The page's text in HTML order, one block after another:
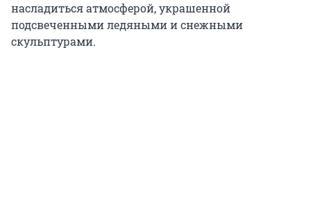
насладиться атмосферой, украшенной
подсвеченными ледяными и снежными
скульптурами.